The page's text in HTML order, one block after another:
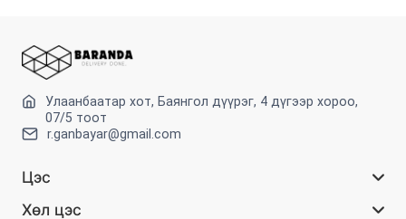
Улаанбаатар хот, Баянгол дүүрэг, 4 дүгээр хороо,
07/5 тоот
r.ganbayar@gmail.com
Цэс
Хөл цэс